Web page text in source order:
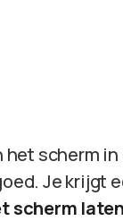
scherm
Je krijgt
scherm